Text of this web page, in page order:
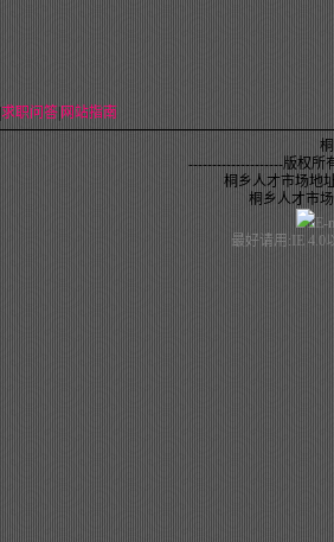
求职问答 网站指南
--------------------版权所
桐乡人才市场地
桐乡人才市
最好请用:IE 4.0